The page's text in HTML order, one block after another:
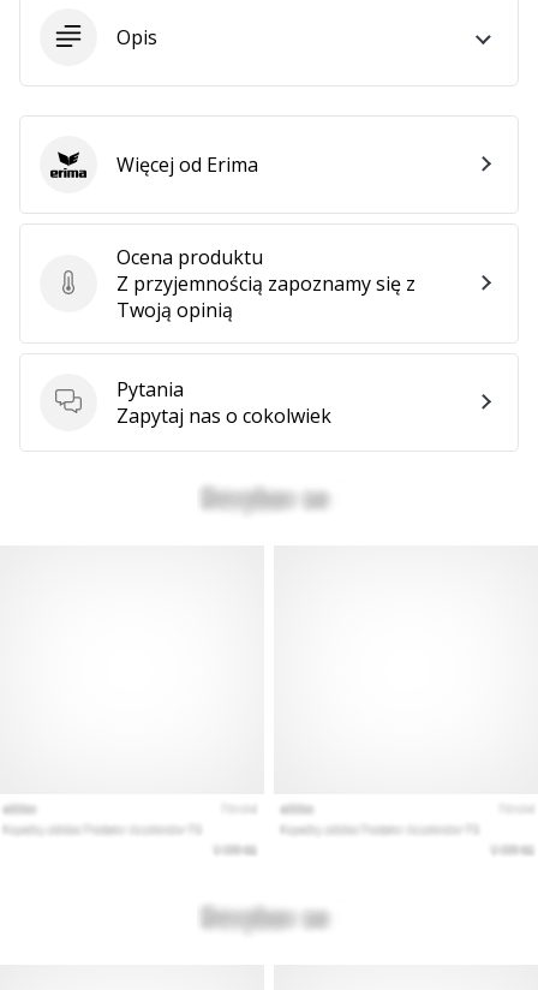
Opis
Ocena produktu
Ocena produktu
Z przyjemnością zapoznamy się z
Twoją opinią
Pytania
Pytania
Zapytaj nas o cokolwiek
Erima Więcej od Erima